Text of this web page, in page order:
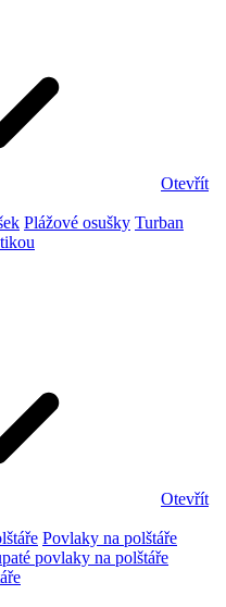
Otevřít
Plážové osušky Turban
Otevřít
Povlaky na polštáře
povlaky na polštáře